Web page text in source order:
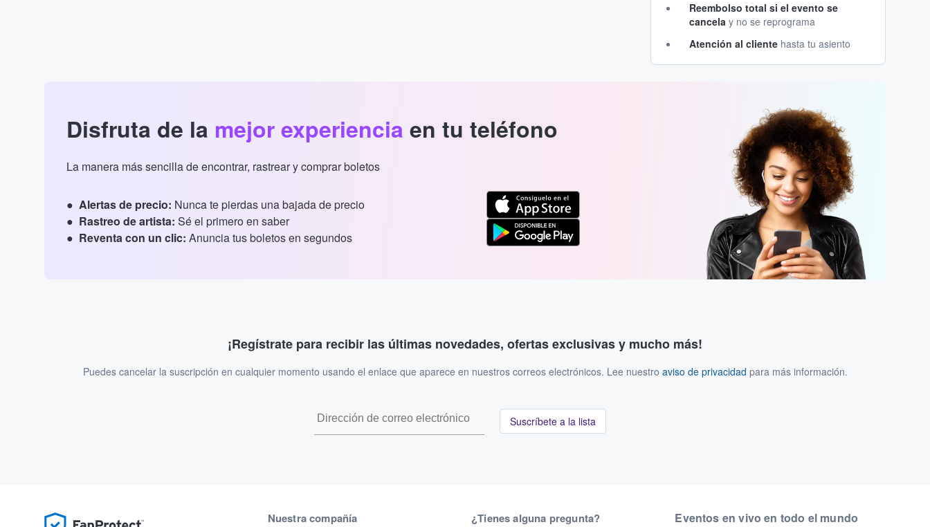
Reembolso total si el evento se
cancela y no se reprograma
Atención al cliente hasta tu asiento
Disfruta de la mejor experiencia en tu teléfono
La manera más sencilla de encontrar, rastrear y comprar boletos
Alertas de precio: Nunca te pierdas una bajada de precio
Rastreo de artista: Sé el primero en saber
Reventa con un clic: Anuncia tus boletos en segundos
¡Regístrate para recibir las últimas novedades, ofertas exclusivas y mucho más!
Puedes cancelar la suscripción en cualquier momento usando el enlace que aparece en nuestros correos electrónicos. Lee nuestro aviso de privacidad para más información.
Suscríbete a la lista
Nuestra compañía ¿Tienes alguna pregunta? Eventos en vivo en todo el mundo